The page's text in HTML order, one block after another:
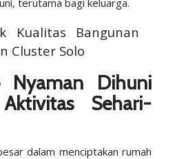
terutama bagi keluarga.
Kualitas Bangunan
Cluster Solo
Nyaman Dihuni
Sehari-
dalam menciptakan rumah